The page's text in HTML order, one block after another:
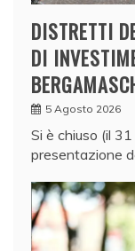
DISTRETTI
DI
5 Agosto 2026
Si è chiuso (il
presentazione